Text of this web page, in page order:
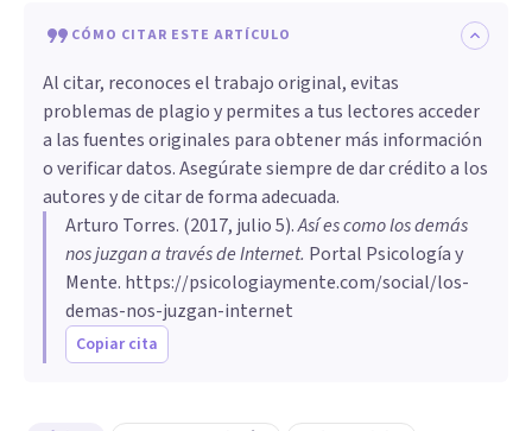
CÓMO CITAR ESTE ARTÍCULO
Al citar, reconoces el trabajo original, evitas
problemas de plagio y permites a tus lectores acceder
a las fuentes originales para obtener más información
o verificar datos. Asegúrate siempre de dar crédito a los
autores y de citar de forma adecuada.
Arturo Torres. (2017, julio 5).Así es como los demás
nos juzgan a través de Internet. Portal Psicología y
Mente. https://psicologiaymente.com/social/los-
demas-nos-juzgan-internet
Copiar cita